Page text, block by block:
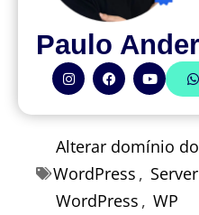
Paulo
Alterar domínio
WordPress , Server
WordPress , WP